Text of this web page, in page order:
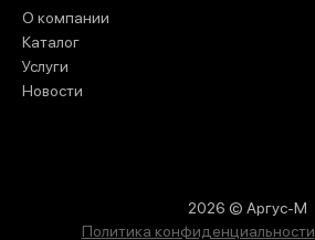
О компании
Каталог
Услуги
Новости
2026 © Аргус-М
Политика конфиденциальности